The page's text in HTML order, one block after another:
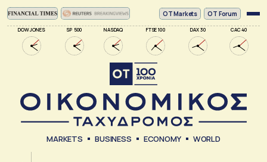
DOW JONES SP 500 NASDAQ FTSE 100 DAX 30 CAC 40
ΟΤ Markets OT Forum
MARKETS BUSINESS ECONOMY WORLD